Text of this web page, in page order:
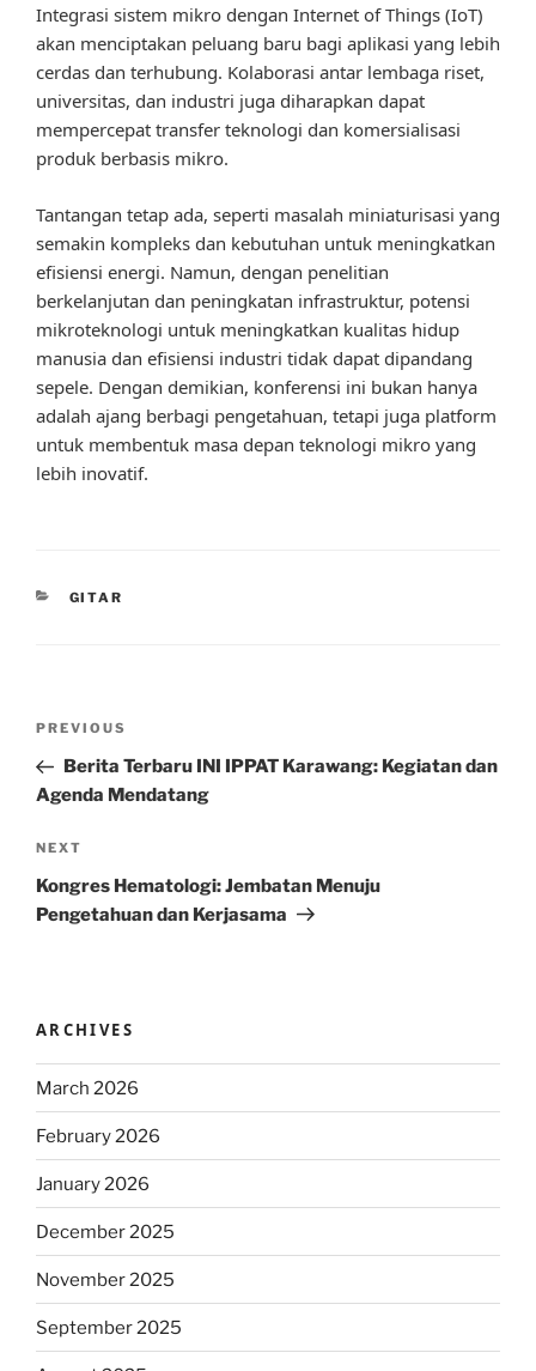
Integrasi sistem mikro dengan Internet of Things (IoT)
akan menciptakan peluang baru bagi aplikasi yang lebih
cerdas dan terhubung. Kolaborasi antar lembaga riset,
universitas, dan industri juga diharapkan dapat
mempercepat transfer teknologi dan komersialisasi
produk berbasis mikro.
Tantangan tetap ada, seperti masalah miniaturisasi yang
semakin kompleks dan kebutuhan untuk meningkatkan
efisiensi energi. Namun, dengan penelitian
berkelanjutan dan peningkatan infrastruktur, potensi
mikroteknologi untuk meningkatkan kualitas hidup
manusia dan efisiensi industri tidak dapat dipandang
sepele. Dengan demikian, konferensi ini bukan hanya
adalah ajang berbagi pengetahuan, tetapi juga platform
untuk membentuk masa depan teknologi mikro yang
lebih inovatif.
CATEGORIES
GITAR
Previous
Post
PREVIOUS
Berita Terbaru INI IPPAT Karawang: Kegiatan dan
Agenda Mendatang
Next
Post
NEXT
Kongres Hematologi: Jembatan Menuju
Pengetahuan dan Kerjasama
ARCHIVES
March 2026
February 2026
January 2026
December 2025
November 2025
September 2025